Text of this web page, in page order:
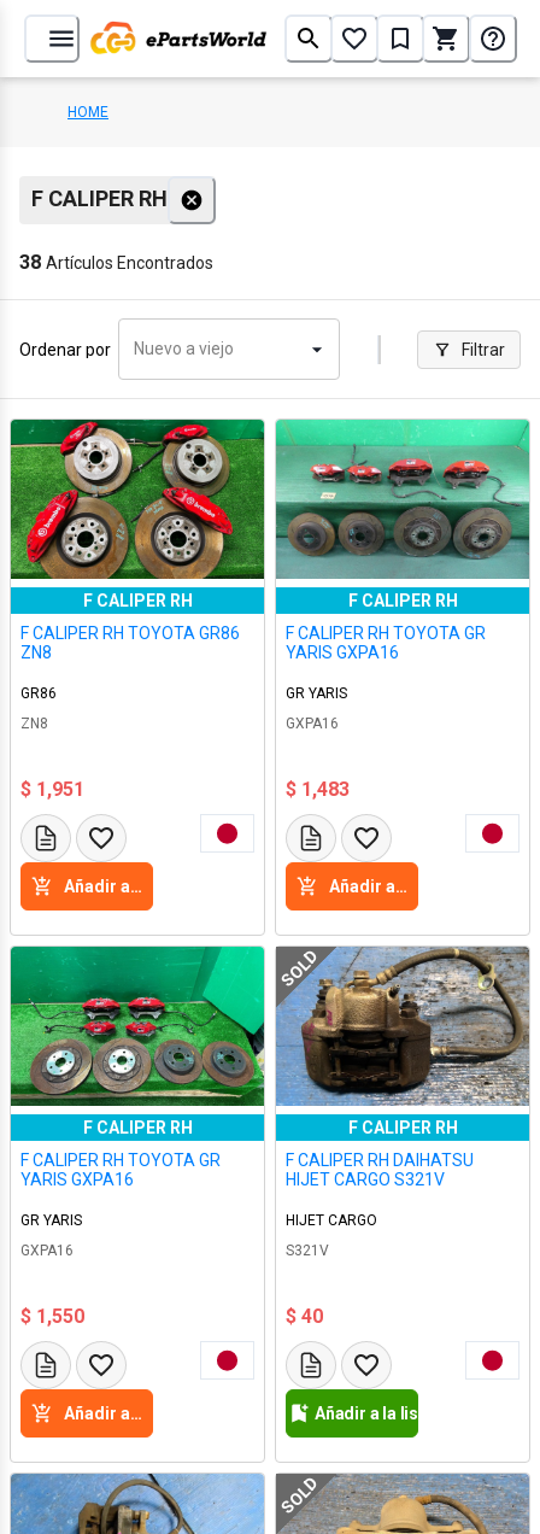
HOME
F CALIPER RH
38 Artículos Encontrados
Ordenar por Nuevo a viejo Filtrar
F CALIPER RH
F CALIPER RH TOYOTA GR86
ZN8
GR86
ZN8
$ 1,951
Añadir a la cesta
F CALIPER RH
F CALIPER RH TOYOTA GR
YARIS GXPA16
GR YARIS
GXPA16
$ 1,483
Añadir a la cesta
F CALIPER RH
F CALIPER RH TOYOTA GR
YARIS GXPA16
GR YARIS
GXPA16
$ 1,550
Añadir a la cesta
SOLD
F CALIPER RH
F CALIPER RH DAIHATSU
HIJET CARGO S321V
HIJET CARGO
S321V
$ 40
Añadir a la lista de deseos
SOLD